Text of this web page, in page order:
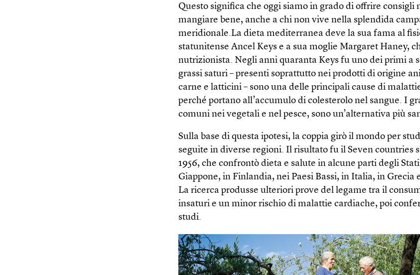
Questo significa che oggi siamo in grado di offrire consigli
mangiare bene, anche a chi non vive nella splendida
meridionale.La dieta mediterranea deve la sua fama al
statunitense Ancel Keys e a sua moglie Margaret Haney,
nutrizionista. Negli anni quaranta Keys fu uno dei primi a
grassi saturi – presenti soprattutto nei prodotti di origine
carne e latticini – sono una delle principali cause di
perché portano all’accumulo di colesterolo nel sangue. I
comuni nei vegetali e nel pesce, sono un’alternativa più
Sulla base di questa ipotesi, la coppia girò il mondo per
seguite in diverse regioni. Il risultato fu il Seven countries
1956, che confrontò dieta e salute in alcune parti degli
Giappone, in Finlandia, nei Paesi Bassi, in Italia, in Grecia
La ricerca produsse ulteriori prove del legame tra il
insaturi e un minor rischio di malattie cardiache, poi
studi.